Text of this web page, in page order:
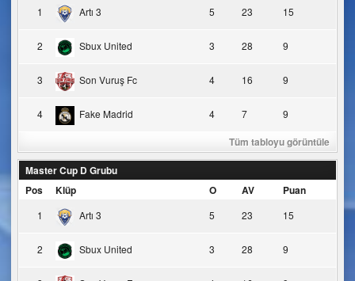
1 Artı 3 5 23 15
2 Sbux United 3 28 9
3 Son Vuruş Fc 4 16 9
4 Fake Madrid 4 7 9
Tüm tabloyu görüntüle
Master Cup D Grubu
Pos
Klüp O AV Puan
1 Artı 3 5 23 15
2 Sbux United 3 28 9